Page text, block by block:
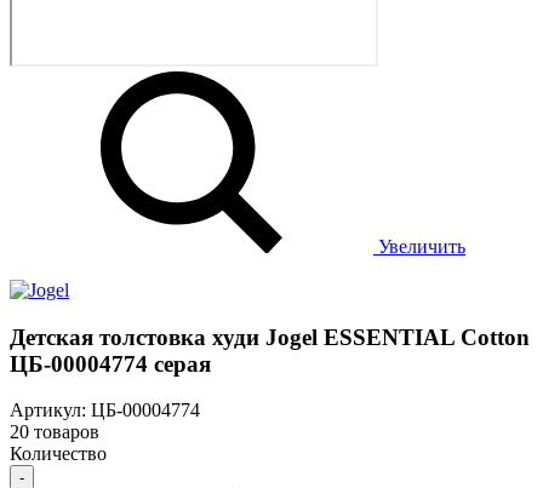
Увеличить
Детская толстовка худи Jogel ESSENTIAL Cotton
ЦБ-00004774 серая
Артикул: ЦБ-00004774
20 товаров
Количество
-